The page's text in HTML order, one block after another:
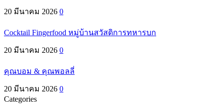
20 มีนาคม 2026 0
Cocktail Fingerfood หมู่บ้านสวัสดิการทหารบก
20 มีนาคม 2026 0
คุณบอม & คุณพอลลี่
20 มีนาคม 2026 0
Categories